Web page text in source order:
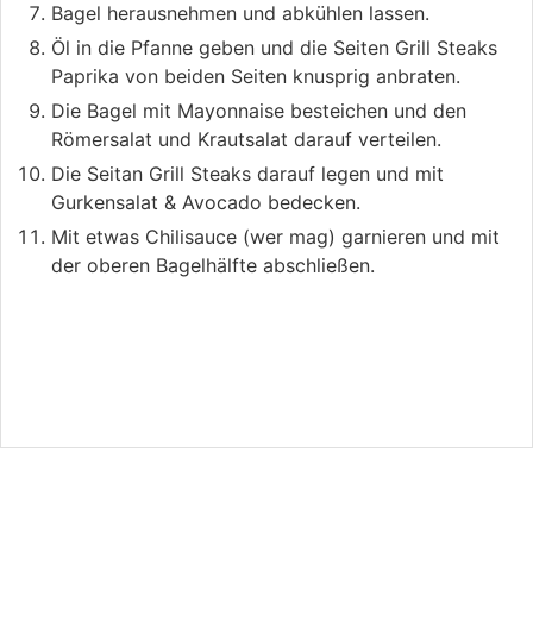
Bagel herausnehmen und abkühlen lassen.
Öl in die Pfanne geben und die Seiten Grill Steaks
Paprika von beiden Seiten knusprig anbraten.
Die Bagel mit Mayonnaise besteichen und den
Römersalat und Krautsalat darauf verteilen.
Die Seitan Grill Steaks darauf legen und mit
Gurkensalat & Avocado bedecken.
Mit etwas Chilisauce (wer mag) garnieren und mit
der oberen Bagelhälfte abschließen.